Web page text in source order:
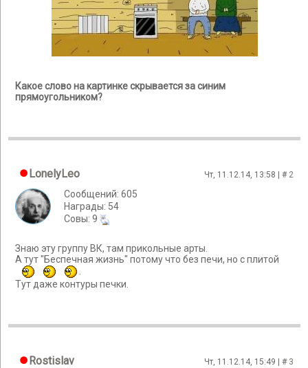
Какое слово на картинке скрывается за синим
прямоугольником?
LonelyLeo Чт, 11.12.14, 13:58 | # 2
Сообщений: 605
Награды: 54
Cовы: 9
Знаю эту группу ВК, там прикольные арты.
А тут "Беспечная жизнь" потому что без печи, но с плитой
Тут даже контуры печки.
Rostislav Чт, 11.12.14, 15:49 | # 3